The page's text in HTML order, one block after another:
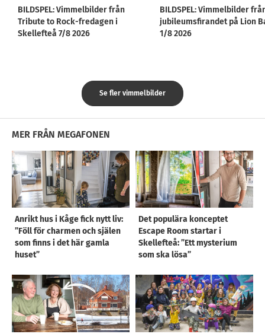
BILDSPEL: Vimmelbilder från
Tribute to Rock-fredagen i
Skellefteå 7/8 2026
BILDSPEL: Vimmelbilder
jubileumsfirandet på Lion
1/8 2026
Se fler vimmelbilder
MER FRÅN MEGAFONEN
Anrikt hus i Kåge fick nytt liv:
”Föll för charmen och själen
som finns i det här gamla
huset”
Det populära konceptet
Escape Room startar i
Skellefteå: ”Ett mysterium
som ska lösa”